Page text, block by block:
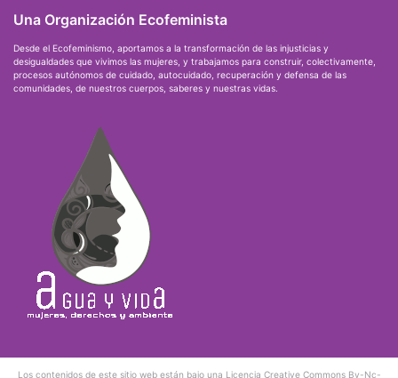
Una Organización Ecofeminista
Desde el Ecofeminismo, aportamos a la transformación de las injusticias y
desigualdades que vivimos las mujeres, y trabajamos para construir, colectivamente,
procesos autónomos de cuidado, autocuidado, recuperación y defensa de las
comunidades, de nuestros cuerpos, saberes y nuestras vidas.
Los contenidos de este sitio web están bajo una Licencia Creative Commons By-Nc-